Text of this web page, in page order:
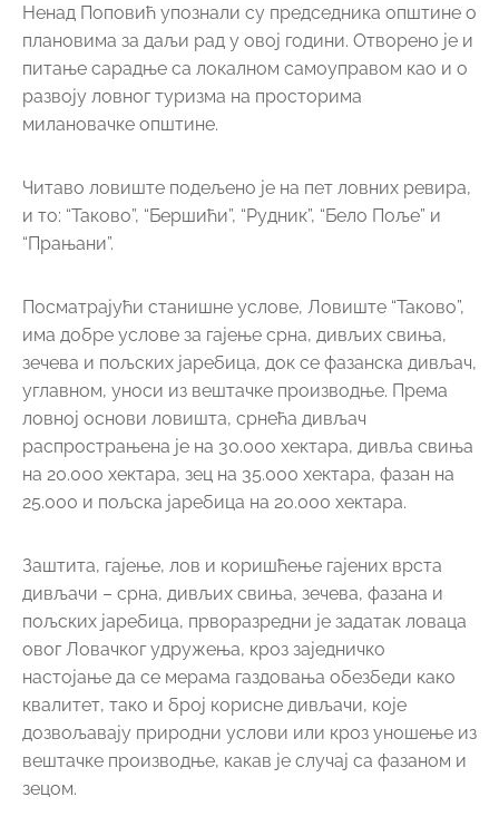
Ненад Поповић упознали су председника општине о
плановима за даљи рад у овој години. Отворено је и
питање сарадње са локалном самоуправом као и о
развоју ловног туризма на просторима
милановачке општине.
Читаво ловиште подељено је на пет ловних ревира,
и то: “Таково”, “Бершићи”, “Рудник”, “Бело Поље” и
“Прањани”.
Посматрајући станишне услове, Ловиште “Таково”,
има добре услове за гајење срна, дивљих свиња,
зечева и пољских јаребица, док се фазанска дивљач,
углавном, уноси из вештачке производње. Према
ловној основи ловишта, срнећа дивљач
распрострањена је на 30.000 хектара, дивља свиња
на 20.000 хектара, зец на 35.000 хектара, фазан на
25.000 и пољска јаребица на 20.000 хектара.
Заштита, гајење, лов и коришћење гајених врста
дивљачи – срна, дивљих свиња, зечева, фазана и
пољских јаребица, прворазредни је задатак ловаца
овог Ловачког удружења, кроз заједничко
настојање да се мерама газдовања обезбеди како
квалитет, тако и број корисне дивљачи, које
дозвољавају природни услови или кроз уношење из
вештачке производње, какав је случај са фазаном и
зецом.